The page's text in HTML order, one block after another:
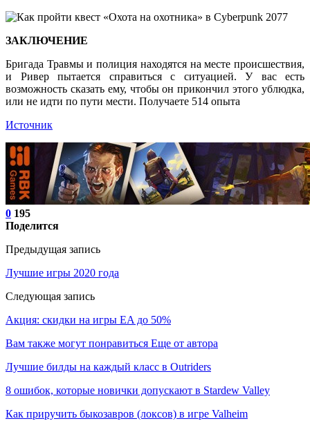
ЗАКЛЮЧЕНИЕ
Бригада Травмы и полиция находятся на месте происшествия,
и Ривер пытается справиться с ситуацией. У вас есть
возможность сказать ему, чтобы он прикончил этого ублюдка,
или не идти по пути мести. Получаете 514 опыта
Источник
0 195
Поделится
Предыдущая запись
Лучшие игры 2020 года
Следующая запись
Акция: скидки на игры EA до 50%
Вам также могут понравиться Еще от автора
Лучшие билды на каждый класс в Outriders
8 ошибок, которые новички допускают в Stardew Valley
Как приручить быкозавров (локсов) в игре Valheim